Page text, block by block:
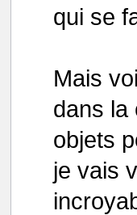
qui se
Mais
dans la
objets
je vais